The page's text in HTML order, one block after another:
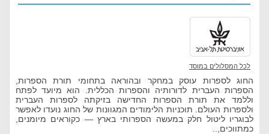
לכל המסלולים במוסד
החוג לספרות עוסק במחקר ובהוראה בתחומי תורת הספרות,
הספרות העברית לדורותיה והספרות הכללית. הוא מיועד לפתח
וללמד את תורת הספרות החדישה בזיקתה לספרות העברית
ולספרות העולם. תוכניות הלימודים המגוונות של החוג נועדו לאפשר
לבוגריו ליטול חלק במעשה הספרותי בארץ — כקוראים מיומנים,
כמתווכים,..